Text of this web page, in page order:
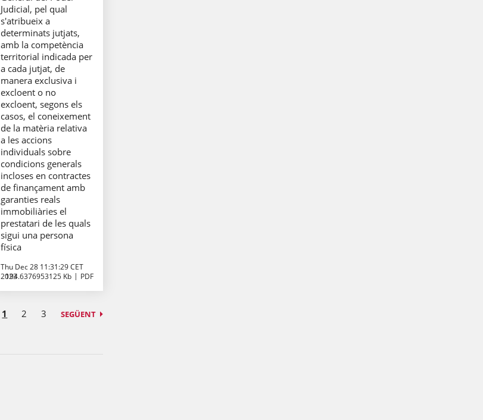
Judicial, pel qual
s'atribueix a
determinats jutjats,
amb la competència
territorial indicada per
a cada jutjat, de
manera exclusiva i
excloent o no
excloent, segons els
casos, el coneixement
de la matèria relativa
a les accions
individuals sobre
condicions generals
incloses en contractes
de finançament amb
garanties reals
immobiliàries el
prestatari de les quals
sigui una persona
física
Thu Dec 28 11:31:29 CET
2023
194.6376953125 Kb PDF
1 2 3 SEGÜENT